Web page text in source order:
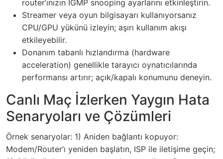
router’ınızın IGMP snooping ayarlarını etkinleştirin.
Streamer veya oyun bilgisayarı kullanıyorsanız
CPU/GPU yükünü izleyin; aşırı kullanım akışı
etkileyebilir.
Donanım tabanlı hızlandırma (hardware
acceleration) genellikle tarayıcı oynatıcılarında
performansı artırır; açık/kapalı konumunu deneyin.
Canlı Maç İzlerken Yaygın Hata
Senaryoları ve Çözümleri
Örnek senaryolar: 1) Aniden bağlantı kopuyor:
Modem/Router’ı yeniden başlatın, ISP ile iletişime geçin;